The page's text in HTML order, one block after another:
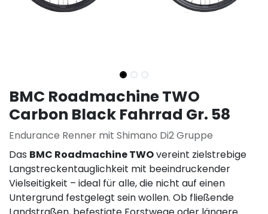
BMC Roadmachine TWO
Carbon Black Fahrrad Gr. 58
Endurance Renner mit Shimano Di2 Gruppe
Das BMC Roadmachine TWOvereint zielstrebige
Langstreckentauglichkeit mit beeindruckender
Vielseitigkeit – ideal für alle, die nicht auf einen
Untergrund festgelegt sein wollen. Ob fließende